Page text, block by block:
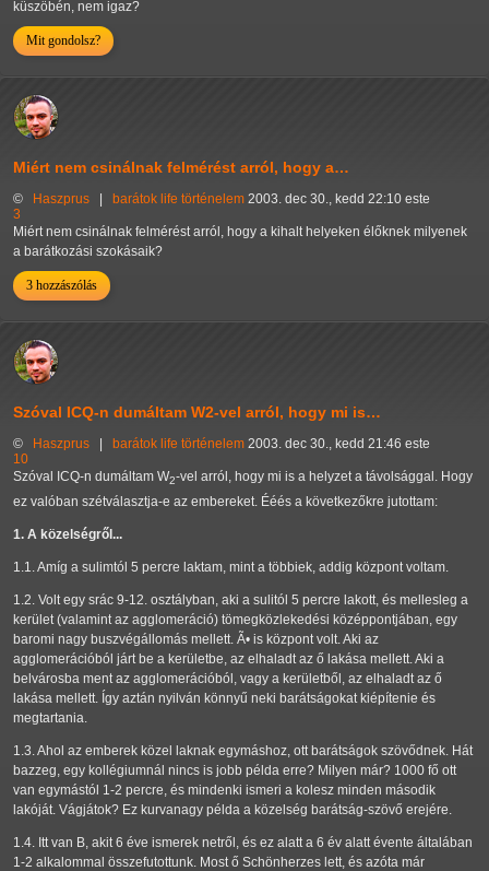
küszöbén, nem igaz?
Mit gondolsz?
Miért nem csinálnak felmérést arról, hogy a…
© Haszprus barátok life történelem 2003. dec 30., kedd 22:10 este
3
Miért nem csinálnak felmérést arról, hogy a kihalt helyeken élőknek milyenek
a barátkozási szokásaik?
3 hozzászólás
Szóval ICQ-n dumáltam W2-vel arról, hogy mi is…
© Haszprus barátok life történelem 2003. dec 30., kedd 21:46 este
10
Szóval ICQ-n dumáltam W2-vel arról, hogy mi is a helyzet a távolsággal. Hogy
ez valóban szétválasztja-e az embereket. Ééés a következőkre jutottam:
1. A közelségről...
1.1. Amíg a sulimtól 5 percre laktam, mint a többiek, addig központ voltam.
1.2. Volt egy srác 9-12. osztályban, aki a sulitól 5 percre lakott, és mellesleg a
kerület (valamint az agglomeráció) tömegközlekedési középpontjában, egy
baromi nagy buszvégállomás mellett. Ã• is központ volt. Aki az
agglomerációból járt be a kerületbe, az elhaladt az ő lakása mellett. Aki a
belvárosba ment az agglomerációból, vagy a kerületből, az elhaladt az ő
lakása mellett. Így aztán nyilván könnyű neki barátságokat kiépítenie és
megtartania.
1.3. Ahol az emberek közel laknak egymáshoz, ott barátságok szövődnek. Hát
bazzeg, egy kollégiumnál nincs is jobb példa erre? Milyen már? 1000 fő ott
van egymástól 1-2 percre, és mindenki ismeri a kolesz minden második
lakóját. Vágjátok? Ez kurvanagy példa a közelség barátság-szövő erejére.
1.4. Itt van B, akit 6 éve ismerek netről, és ez alatt a 6 év alatt évente általában
1-2 alkalommal összefutottunk. Most ő Schönherzes lett, és azóta már